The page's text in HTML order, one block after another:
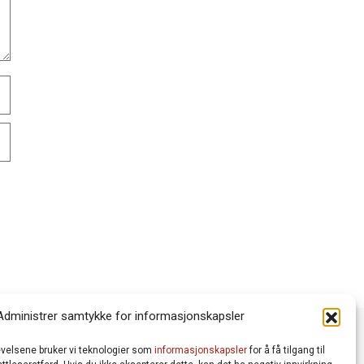
samtykke for informasjonskapsler
bruker vi teknologier som informasjonskapslerfor å få tilgang til